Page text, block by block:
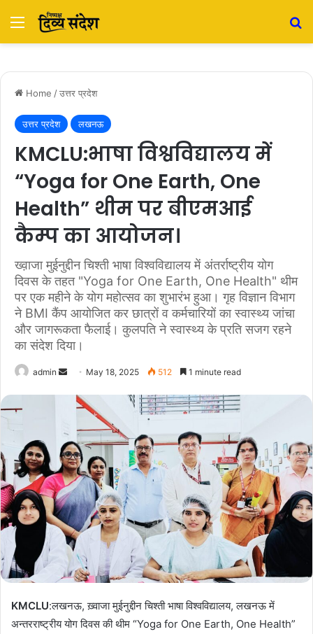
Menu
Home /उत्तर प्रदेश
उत्तर प्रदेश लखनऊ
KMCLU:भाषा विश्वविद्यालय में
“Yoga for One Earth, One
Health” थीम पर बीएमआई
कैम्प का आयोजन।
ख्व़ाजा मुईनुद्दीन चिश्ती भाषा विश्वविद्यालय में अंतर्राष्ट्रीय योग
दिवस के तहत "Yoga for One Earth, One Health" थीम
पर एक महीने के योग महोत्सव का शुभारंभ हुआ। गृह विज्ञान विभाग
ने BMI कैंप आयोजित कर छात्रों व कर्मचारियों का स्वास्थ्य जांचा
और जागरूकता फैलाई। कुलपति ने स्वास्थ्य के प्रति सजग रहने
का संदेश दिया।
admin
a
n
e
m
a
i
l
May 18, 2025 512 1 minute read
KMCLU:लखनऊ, ख़्वाजा मुईनुद्दीन चिश्ती भाषा विश्वविद्यालय, लखनऊ में
अन्तरराष्ट्रीय योग दिवस की थीम “Yoga for One Earth, One Health”